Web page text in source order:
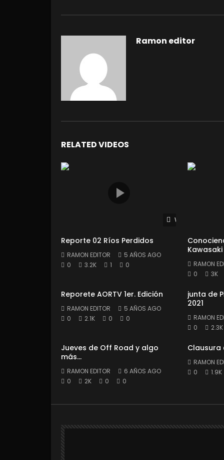
Ramon editor
RELATED VIDEOS
Watch Later
Reporte 02 Ríos Perdidos
RAMON EDITOR
5 AÑOS AGO
0
3.2K 1 0 RAMON
0
3K
Reporete AORTV 1er. Edición
RAMON EDITOR
5 AÑOS AGO
0
2.1K 0 0
junta de
2021
RAMON
0
2.3K
Jueves de Off Road y algo
más…
RAMON EDITOR
6 AÑOS AGO
0
2K 0 0
Clausura
RAMON
0
1.9K